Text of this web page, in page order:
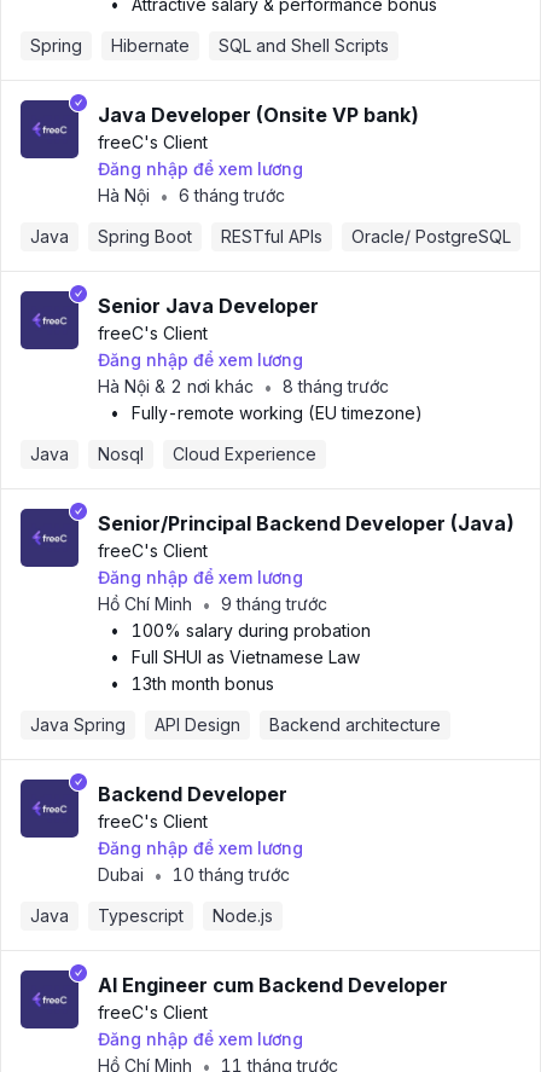
•
Attractive salary & performance bonus
Spring
Hibernate SQL and Shell Scripts
Java Developer (Onsite VP bank)
freeC's Client
Đăng nhập để xem lương
Hà Nội
• 6 tháng trước
Java
Spring Boot RESTful APIs Oracle/ PostgreSQL
Senior Java Developer
freeC's Client
Đăng nhập để xem lương
Hà Nội & 2 nơi khác
• 8 tháng trước
•
Fully-remote working (EU timezone)
Java
Nosql Cloud Experience
Senior/Principal Backend Developer (Java)
freeC's Client
Đăng nhập để xem lương
Hồ Chí Minh
• 9 tháng trước
•
100% salary during probation
•
Full SHUI as Vietnamese Law
•
13th month bonus
Java Spring
API Design Backend architecture
Backend Developer
freeC's Client
Đăng nhập để xem lương
Dubai
•
10 tháng trước
Java
Typescript Node.js
AI Engineer cum Backend Developer
freeC's Client
Đăng nhập để xem lương
Hồ Chí Minh
• 11 tháng trước